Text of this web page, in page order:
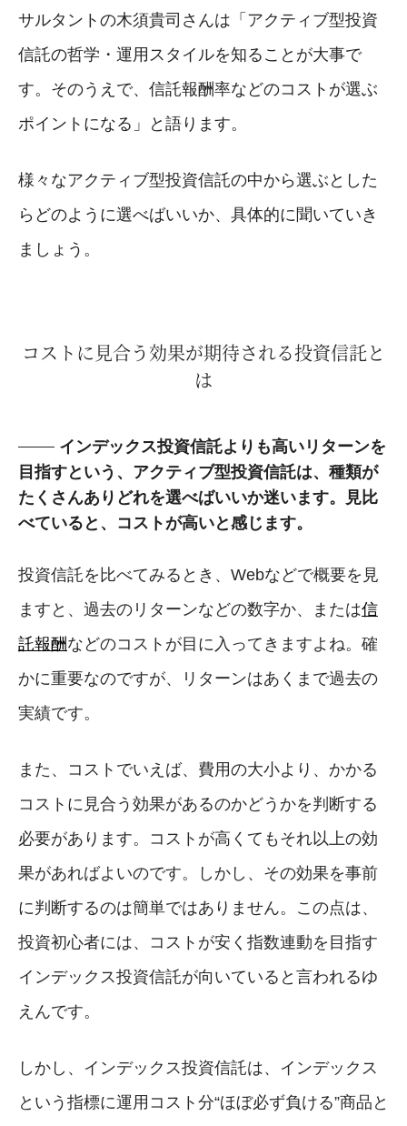
サルタントの木須貴司さんは「アクティブ型投資
信託の哲学・運用スタイルを知ることが大事で
す。そのうえで、信託報酬率などのコストが選ぶ
ポイントになる」と語ります。
様々なアクティブ型投資信託の中から選ぶとした
らどのように選べばいいか、具体的に聞いていき
ましょう。
コストに見合う効果が期待される投資信託と
は
インデックス投資信託よりも高いリターンを
目指すという、アクティブ型投資信託は、種類が
たくさんありどれを選べばいいか迷います。見比
べていると、コストが高いと感じます。
投資信託を比べてみるとき、Webなどで概要を見
ますと、過去のリターンなどの数字か、または信
託報酬などのコストが目に入ってきますよね。確
かに重要なのですが、リターンはあくまで過去の
実績です。
また、コストでいえば、費用の大小より、かかる
コストに見合う効果があるのかどうかを判断する
必要があります。コストが高くてもそれ以上の効
果があればよいのです。しかし、その効果を事前
に判断するのは簡単ではありません。この点は、
投資初心者には、コストが安く指数連動を目指す
インデックス投資信託が向いていると言われるゆ
えんです。
しかし、インデックス投資信託は、インデックス
という指標に運用コスト分“ほぼ必ず負ける”商品と